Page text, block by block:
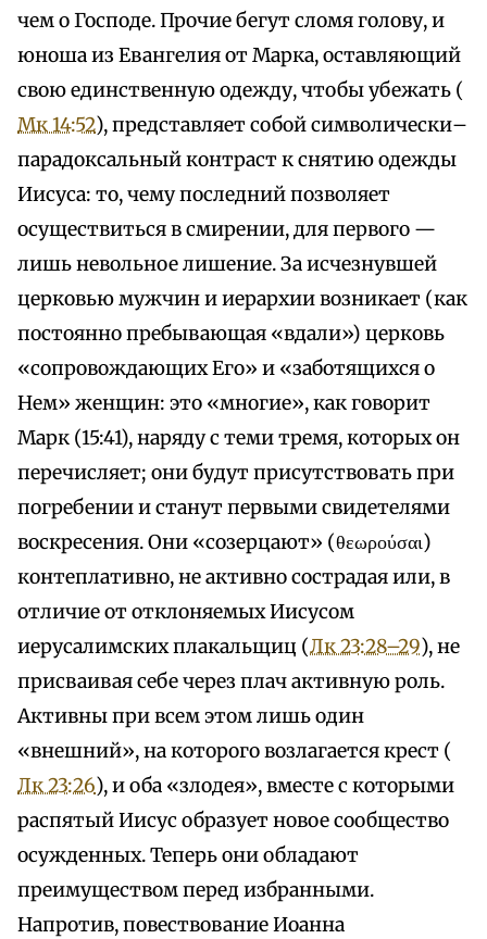
чем о Господе. Прочие бегут сломя голову, и
юноша из Евангелия от Марка, оставляющий
свою единственную одежду, чтобы убежать (
Мк 14:52), представляет собой символически–
парадоксальный контраст к снятию одежды
Иисуса: то, чему последний позволяет
осуществиться в смирении, для первого —
лишь невольное лишение. За исчезнувшей
церковью мужчин и иерархии возникает (как
постоянно пребывающая «вдали») церковь
«сопровождающих Его» и «заботящихся о
Нем» женщин: это «многие», как говорит
Марк (15:41), наряду с теми тремя, которых он
перечисляет; они будут присутствовать при
погребении и станут первыми свидетелями
воскресения. Они «созерцают» (θεωρούσαι)
контеплативно, не активно сострадая или, в
отличие от отклоняемых Иисусом
иерусалимских плакальщиц (Лк 23:28–29), не
присваивая себе через плач активную роль.
Активны при всем этом лишь один
«внешний», на которого возлагается крест (
Лк 23:26), и оба «злодея», вместе с которыми
распятый Иисус образует новое сообщество
осужденных. Теперь они обладают
преимуществом перед избранными.
Напротив, повествование Иоанна